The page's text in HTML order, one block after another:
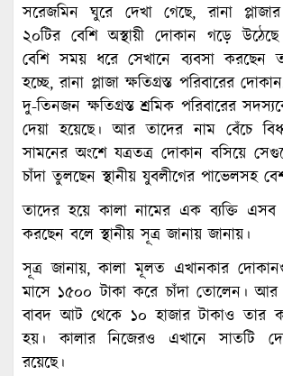
সরেজমিন ঘুরে দেখা গেছে, রানা
২০টির বেশি অস্থায়ী দোকান গড়ে
বেশি সময় ধরে সেখানে ব্যবসা করছেন
হচ্ছে, রানা প্লাজা ক্ষতিগ্রস্ত পরিবারের
দু-তিনজন ক্ষতিগ্রস্ত শ্রমিক পরিবারের
দেয়া হয়েছে। আর তাদের নাম বেঁচে
সামনের অংশে যত্রতত্র দোকান বসিয়ে
চাঁদা তুলছেন স্থানীয় যুবলীগের পাভেলসহ
তাদের হয়ে কালা নামের এক ব্যক্তি
করছেন বলে স্থানীয় সূত্র জানায় জানায়।
সূত্র জানায়, কালা মূলত এখানকার
মাসে ১৫০০ টাকা করে চাঁদা তোলেন। আর
বাবদ আট থেকে ১০ হাজার টাকাও তার
হয়। কালার নিজেরও এখানে সাতটি
রয়েছে।